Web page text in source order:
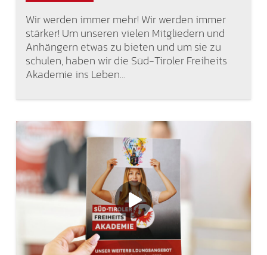
Wir werden immer mehr! Wir werden immer
stärker! Um unseren vielen Mitgliedern und
Anhängern etwas zu bieten und um sie zu
schulen, haben wir die Süd-Tiroler Freiheits
Akademie ins Leben…